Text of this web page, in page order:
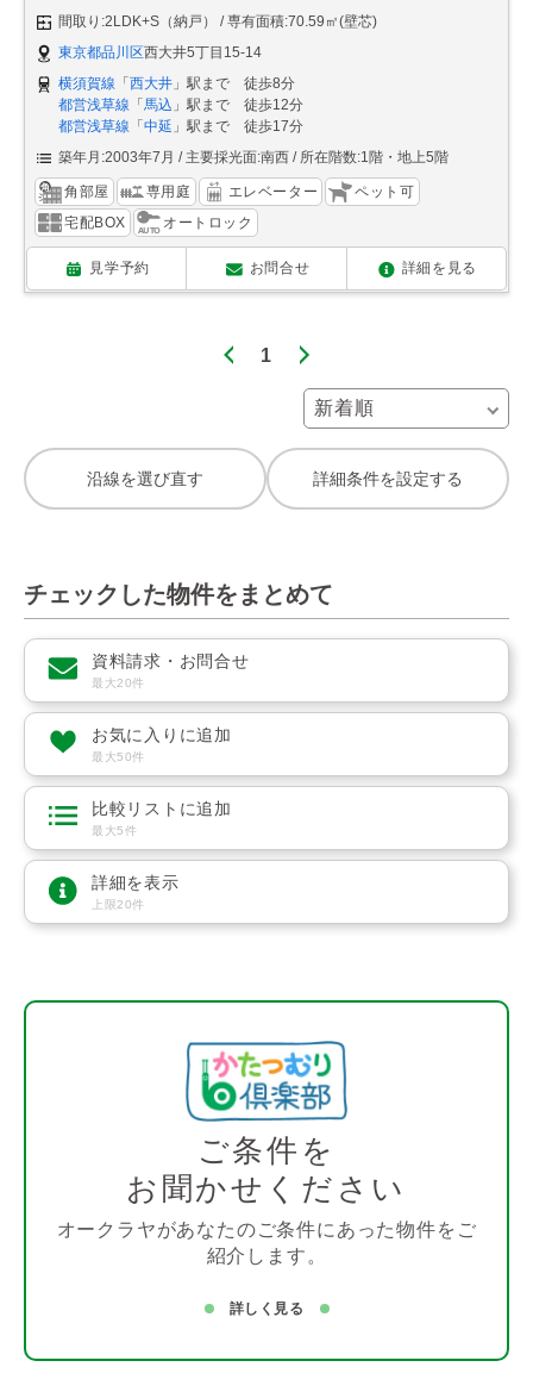
間取り:2LDK+S（納戸）
専有面積:70.59㎡(壁芯)
東京都品川区西大井5丁目15-14
横須賀線 「 西大井 」駅まで 徒歩8分
都営浅草線 「 馬込 」駅まで 徒歩12分
都営浅草線 「 中延 」駅まで 徒歩17分
築年月:2003年7月
主要採光面:南西 所在階数:1階・地上5階
角部屋 専用庭 エレベーター
ペット可
宅配BOX
オートロック
見学予約 お問合せ 詳細を見る
1
沿線を選び直す 詳細条件を設定する
チェックした物件をまとめて
資料請求・お問合せ
最大20件
お気に入りに追加
最大50件
比較リストに追加
最大5件
詳細を表示
上限20件
ご条件を
お聞かせください
オークラヤがあなたのご条件にあった物件をご
紹介します。
詳しく見る